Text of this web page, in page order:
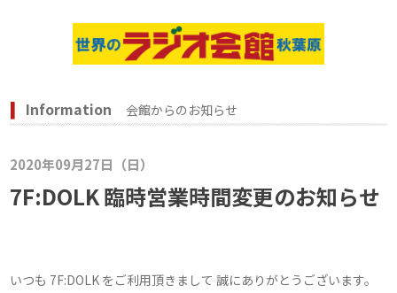
Information 会館からのお知らせ
2020年09月27日（日）
7F:DOLK 臨時営業時間変更のお知らせ
いつも 7F:DOLK をご利用頂きまして 誠にありがとうございます。